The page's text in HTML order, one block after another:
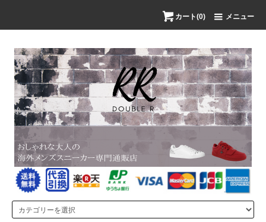
カート(0) メニュー